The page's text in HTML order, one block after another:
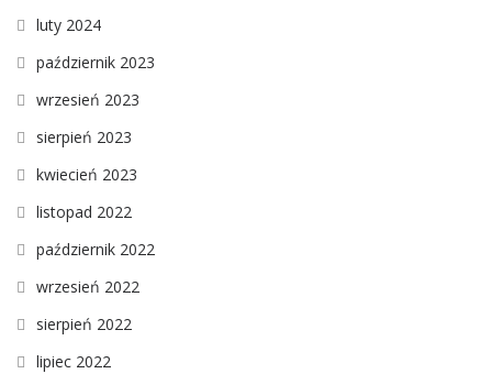
luty 2024
październik 2023
wrzesień 2023
sierpień 2023
kwiecień 2023
listopad 2022
październik 2022
wrzesień 2022
sierpień 2022
lipiec 2022